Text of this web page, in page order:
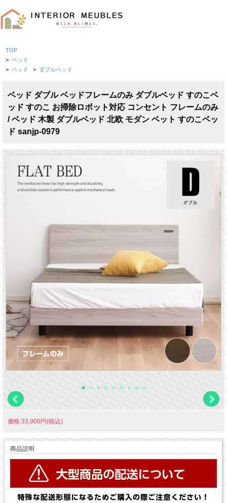
TOP
> ベッド
> ベッド > ダブルベッド
ベッド ダブル ベッドフレームのみ ダブルベッド すのこベ
ッド すのこ お掃除ロボット対応 コンセント フレームのみ
/ ベッド 木製 ダブルベッド 北欧 モダン ベット すのこベッ
ド sanjp-0979
価格:33,900円(税込)
商品説明